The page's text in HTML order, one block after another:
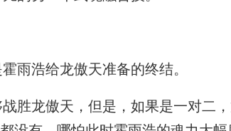
雨浩给龙傲天准备的终结。
胜龙傲天，但是，如果是一对二